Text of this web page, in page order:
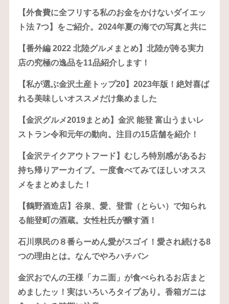
【外食費に全フリする私のお金をかけないダイエッ
ト法 7つ】をご紹介。2024年夏の海での写真と共に
【番外編 2022 北陸グルメまとめ】北陸が誇る実力
店の究極の逸品を11品紹介します！
【私が選ぶ金沢土産トップ20】2023年版！絶対喜ば
れる美味しいオススメだけ集めました
【金沢グルメ2019まとめ】金沢 能登 富山うまいレ
ストラン令和元年の動向。注目の15店舗を紹介！
【金沢テイクアウトフード】むしろ特別感があるお
持ち帰りアーカイブ。一度食べてみてほしいオスス
メをまとめました！
【鶴野酒造店】谷泉、愛、登雷（とらい）で知られ
る能登町の酒蔵。女性杜氏が醸す酒！
石川県民の８番らーめん愛がスゴイ！愛され続ける8
つの理由とは。なんでやろハチバン
金沢おでんの王様「カニ面」が食べられるお店まと
めましたッ！実はいろいろタイプあり。香箱ガニは